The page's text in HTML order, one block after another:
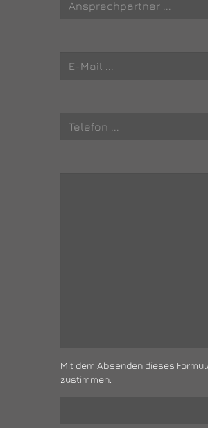
Mit dem Absenden dieses
zustimmen.